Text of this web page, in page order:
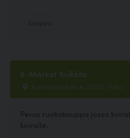
K-Market Suikkila
Konstanzankatu 4, 20320, Turku
Perus ruokakauppa jossa
koiralle.